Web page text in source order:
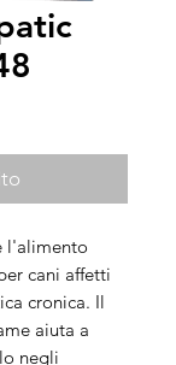
l'alimento
cani affetti
cronica. Il
aiuta a
negli